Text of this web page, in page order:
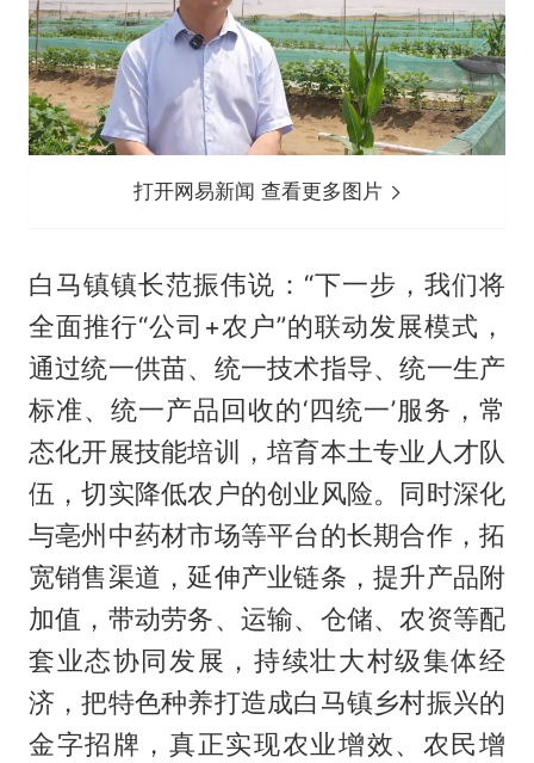
打开网易新闻 查看更多图片
白马镇镇长范振伟说：“下一步，我们将
全面推行“公司+农户”的联动发展模式，
通过统一供苗、统一技术指导、统一生产
标准、统一产品回收的‘四统一’服务，常
态化开展技能培训，培育本土专业人才队
伍，切实降低农户的创业风险。同时深化
与亳州中药材市场等平台的长期合作，拓
宽销售渠道，延伸产业链条，提升产品附
加值，带动劳务、运输、仓储、农资等配
套业态协同发展，持续壮大村级集体经
济，把特色种养打造成白马镇乡村振兴的
金字招牌，真正实现农业增效、农民增